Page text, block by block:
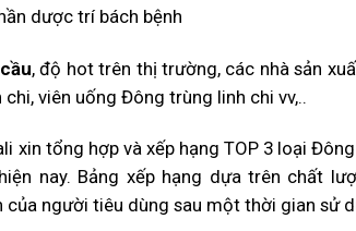
dược trí bách bệnh
, độ hot trên thị trường, các nhà sản
viên uống Đông trùng linh chi vv,..
xin tổng hợp và xếp hạng TOP 3 loại
nay. Bảng xếp hạng dựa trên chất
của người tiêu dùng sau một thời gian sử